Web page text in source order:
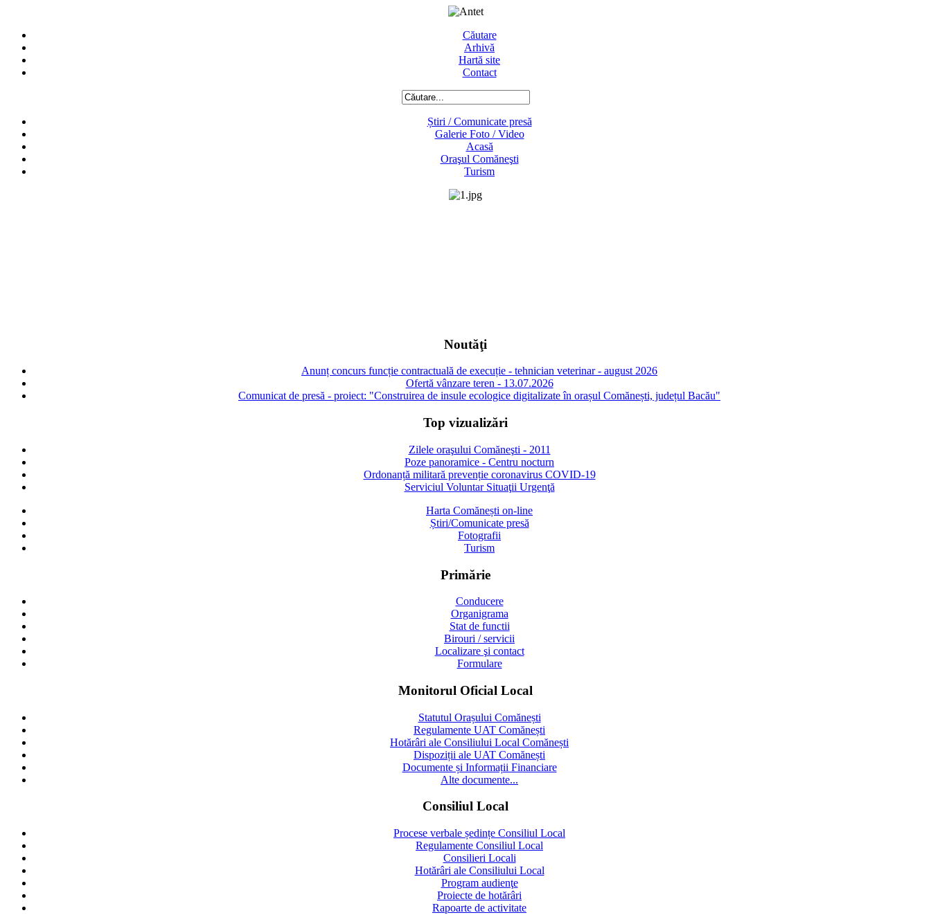
Căutare
Arhivă
Hartă site
Contact
Știri / Comunicate presă
Galerie Foto / Video
Acasă
Oraşul Comăneşti
Turism
Noutăţi
Anunț concurs funcție contractuală de execuție - tehnician veterinar - august 2026
Ofertă vânzare teren - 13.07.2026
Comunicat de presă - proiect: "Construirea de insule ecologice digitalizate în orașul Comănești, județul Bacău"
Top vizualizări
Zilele oraşului Comăneşti - 2011
Poze panoramice - Centru nocturn
Ordonanță militară prevenție coronavirus COVID-19
Serviciul Voluntar Situaţii Urgenţă
Harta Comănești on-line
Știri/Comunicate presă
Fotografii
Turism
Primărie
Conducere
Organigrama
Stat de functii
Birouri / servicii
Localizare şi contact
Formulare
Monitorul Oficial Local
Statutul Orașului Comănești
Regulamente UAT Comănești
Hotărâri ale Consiliului Local Comănești
Dispoziții ale UAT Comănești
Documente și Informații Financiare
Alte documente...
Consiliul Local
Procese verbale ședințe Consiliul Local
Regulamente Consiliul Local
Consilieri Locali
Hotărâri ale Consiliului Local
Program audienţe
Proiecte de hotărâri
Rapoarte de activitate